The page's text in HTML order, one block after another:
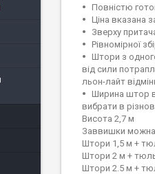
Повністю
Ціна вказана
Зверху
Рівномірної
Штори з
від сили
льон-лайт
Ширина штор
вибрати в
Висота 2,7 м
Заввишки можна
Штори 1,5 м +
Штори 2 м +
Штори 2.5 м +